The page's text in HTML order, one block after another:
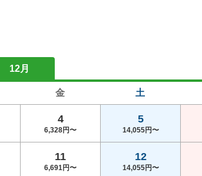
12月
金 土
4
6,328円〜
5
14,055円〜
11
6,691円〜
12
14,055円〜